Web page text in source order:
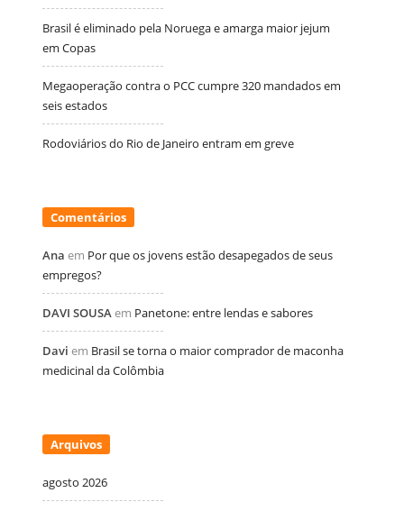
Brasil é eliminado pela Noruega e amarga maior jejum
em Copas
Megaoperação contra o PCC cumpre 320 mandados em
seis estados
Rodoviários do Rio de Janeiro entram em greve
Comentários
Ana em Por que os jovens estão desapegados de seus
empregos?
DAVI SOUSAem Panetone: entre lendas e sabores
Davi em Brasil se torna o maior comprador de maconha
medicinal da Colômbia
Arquivos
agosto 2026